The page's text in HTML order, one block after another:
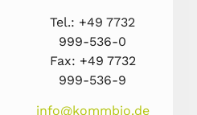
Tel.: +49 7732
999-536-0
Fax: +49 7732
999-536-9
info@kommbio.de